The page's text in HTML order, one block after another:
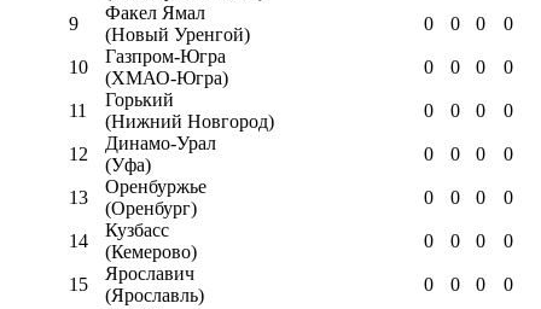
9
Факел Ямал
(Новый Уренгой)
0 0 0 0
10
Газпром-Югра
(ХМАО-Югра)
0 0 0 0
11
Горький
(Нижний Новгород)
0 0 0 0
12
Динамо-Урал
(Уфа)
0 0 0 0
13
Оренбуржье
(Оренбург)
0 0 0 0
14
Кузбасс
(Кемерово)
0 0 0 0
15
Ярославич
(Ярославль)
0 0 0 0